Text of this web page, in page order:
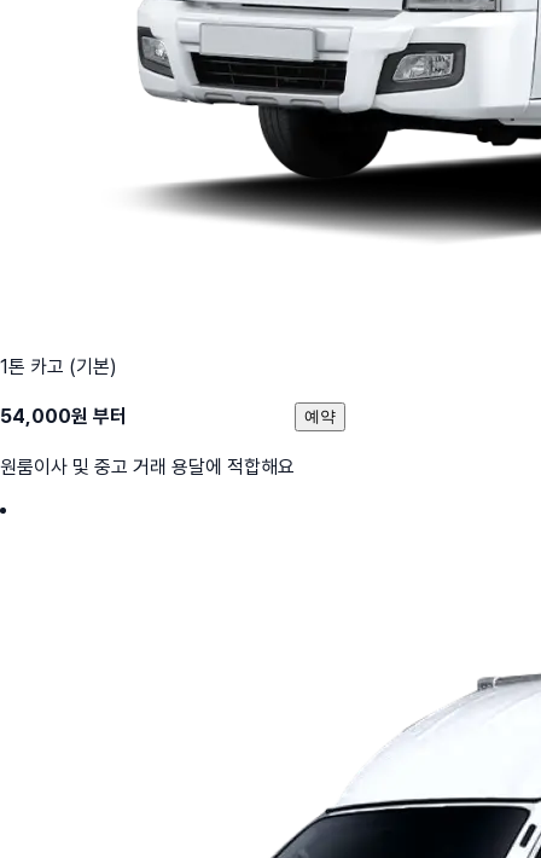
1톤 카고 (기본)
54,000원 부터
원룸이사 및 중고 거래 용달에 적합해요
예약